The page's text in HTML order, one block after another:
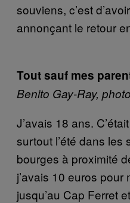
souviens, c’est
annonçant le retour
Tout sauf mes
Benito Gay-Ray,
J’avais 18 ans.
surtout l’été dans
bourges à proximité
j’avais 10 euros pour
jusqu’au Cap Ferret